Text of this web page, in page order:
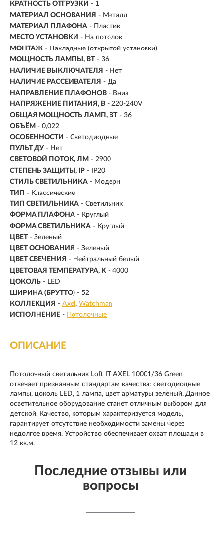
КРАТНОСТЬ ОТГРУЗКИ - 1
МАТЕРИАЛ ОСНОВАНИЯ - Металл
МАТЕРИАЛ ПЛАФОНА - Пластик
МЕСТО УСТАНОВКИ - На потолок
МОНТАЖ - Накладные (открытой установки)
МОЩНОСТЬ ЛАМПЫ, ВТ - 36
НАЛИЧИЕ ВЫКЛЮЧАТЕЛЯ - Нет
НАЛИЧИЕ РАССЕИВАТЕЛЯ - Да
НАПРАВЛЕНИЕ ПЛАФОНОВ - Вниз
НАПРЯЖЕНИЕ ПИТАНИЯ, В - 220-240V
ОБЩАЯ МОЩНОСТЬ ЛАМП, ВТ - 36
ОБЪЁМ - 0,022
ОСОБЕННОСТИ - Светодиодные
ПУЛЬТ ДУ - Нет
СВЕТОВОЙ ПОТОК, ЛМ - 2900
СТЕПЕНЬ ЗАЩИТЫ, IP - IP20
СТИЛЬ СВЕТИЛЬНИКА - Модерн
ТИП - Классические
ТИП СВЕТИЛЬНИКА - Светильник
ФОРМА ПЛАФОНА - Круглый
ФОРМА СВЕТИЛЬНИКА - Круглый
ЦВЕТ - Зеленый
ЦВЕТ ОСНОВАНИЯ - Зеленый
ЦВЕТ СВЕЧЕНИЯ - Нейтральный белый
ЦВЕТОВАЯ ТЕМПЕРАТУРА, K - 4000
ЦОКОЛЬ - LED
ШИРИНА (БРУТТО) - 52
КОЛЛЕКЦИЯ - Axel
Watchman
ИСПОЛНЕНИЕ - Потолочные
ОПИСАНИЕ
Потолочный светильник Loft IT AXEL 10001/36 Green
отвечает признанным стандартам качества: светодиодные
лампы, цоколь LED, 1 лампа, цвет арматуры зеленый. Данное
осветительное оборудование станет отличным выбором для
детской. Качество, которым характеризуется модель,
гарантирует отсутствие необходимости замены через
недолгое время. Устройство обеспечивает охват площади в
12 кв.м.
Последние отзывы или
вопросы